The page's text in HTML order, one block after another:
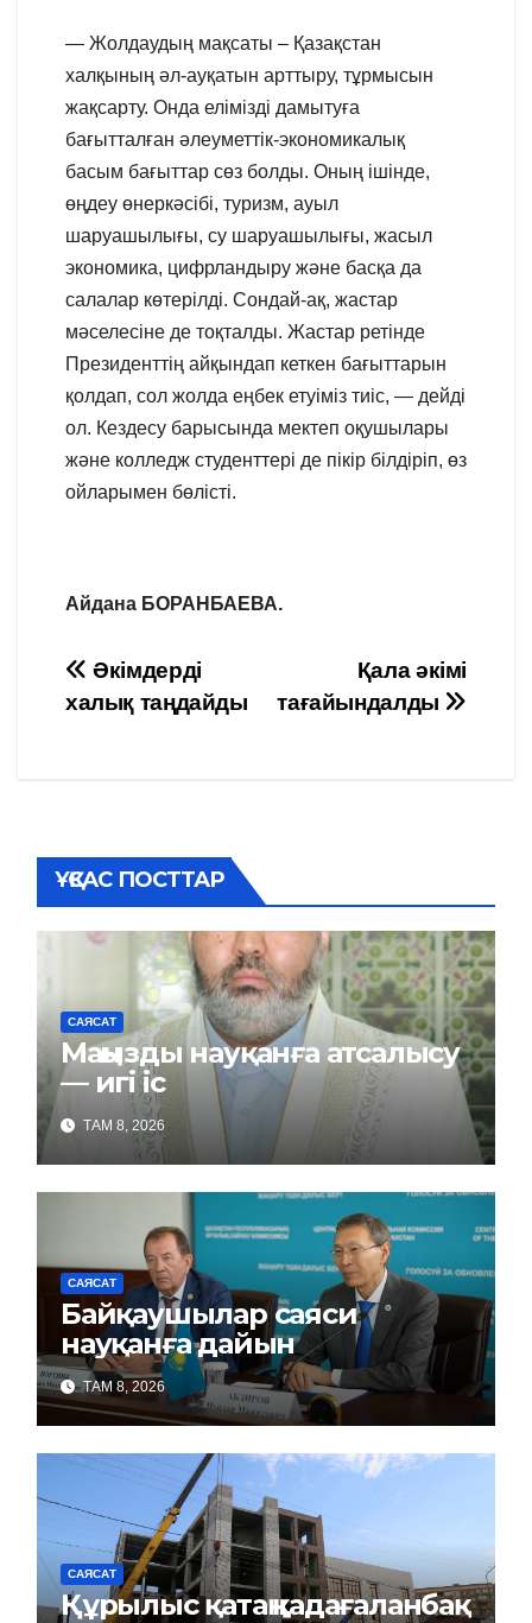
— Жолдаудың мақсаты – Қазақстан
халқының әл-ауқатын арттыру, тұрмысын
жақсарту. Онда елімізді дамытуға
бағытталған әлеуметтік-экономикалық
басым бағыттар сөз болды. Оның ішінде,
өңдеу өнеркәсібі, туризм, ауыл
шаруашылығы, су шаруашылығы, жасыл
экономика, цифрландыру және басқа да
салалар көтерілді. Сондай-ақ, жастар
мәселесіне де тоқталды. Жастар ретінде
Президенттің айқындап кеткен бағыттарын
қолдап, сол жолда еңбек етуіміз тиіс, — дейді
ол. Кездесу барысында мектеп оқушылары
және колледж студенттері де пікір білдіріп, өз
ойларымен бөлісті.
Айдана БОРАНБАЕВА.
Навигация
Қала әкімі
тағайындалды
Әкімдерді
халық таңдайды
ҰҚСАС ПОСТТАР
САЯСАТ
Маңызды науқанға атсалысу
— игі іс
ТАМ 8, 2026
САЯСАТ
Байқаушылар саяси
науқанға дайын
ТАМ 8, 2026
САЯСАТ
Құрылыс қатаң қадағаланбақ